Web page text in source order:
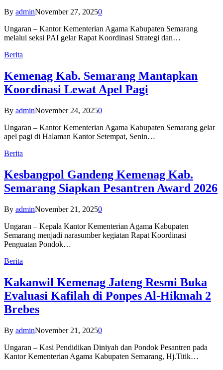
By adminNovember 27, 20250
Ungaran – Kantor Kementerian Agama Kabupaten Semarang
melalui seksi PAI gelar Rapat Koordinasi Strategi dan…
Berita
Kemenag Kab. Semarang Mantapkan
Koordinasi Lewat Apel Pagi
By adminNovember 24, 20250
Ungaran – Kantor Kementerian Agama Kabupaten Semarang gelar
apel pagi di Halaman Kantor Setempat, Senin…
Berita
Kesbangpol Gandeng Kemenag Kab.
Semarang Siapkan Pesantren Award 2026
By adminNovember 21, 20250
Ungaran – Kepala Kantor Kementerian Agama Kabupaten
Semarang menjadi narasumber kegiatan Rapat Koordinasi
Penguatan Pondok…
Berita
Kakanwil Kemenag Jateng Resmi Buka
Evaluasi Kafilah di Ponpes Al-Hikmah 2
Brebes
By adminNovember 21, 20250
Ungaran – Kasi Pendidikan Diniyah dan Pondok Pesantren pada
Kantor Kementerian Agama Kabupaten Semarang, Hj.Titik…